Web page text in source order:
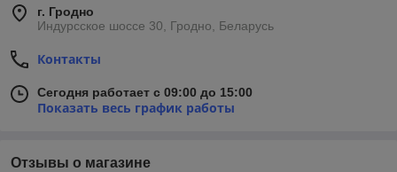
г. Гродно
Индурсское шоссе 30, Гродно, Беларусь
Контакты
Сегодня работает с 09:00 до 15:00
Показать весь график работы
Отзывы о магазине